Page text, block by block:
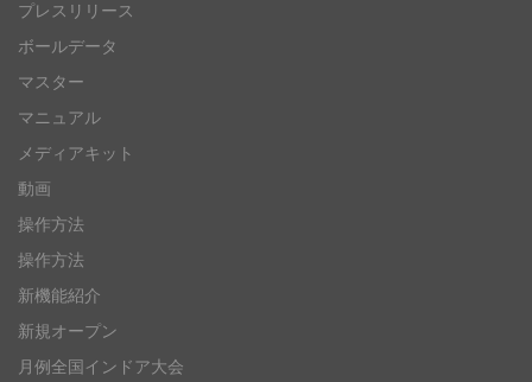
プレスリリース
ボールデータ
マスター
マニュアル
メディアキット
動画
操作方法
操作方法
新機能紹介
新規オープン
月例全国インドア大会